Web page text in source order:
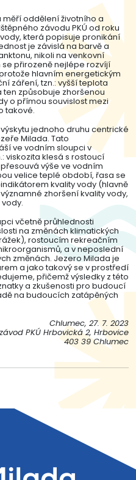
měří oddělení životního a
závodu PKÚ od roku
která popisuje pronikání
je závislá na barvě a
nikoli na venkovní
přirozeně nejlépe rozvíjí
hlavním energetickým
záření, tzn.: vyšší teplota
způsobuje zhoršenou
o přímou souvislost mezi
takové.
jednoho druhu centrické
Milada. Tato
ve vodním sloupci v
viskozita klesá s rostoucí
výše ve vodním
velice teplé období, řasa se
kvality vody (hlavně
zhoršení kvality vody,
včetně průhlednosti
na změnách klimatických
rostoucím rekreačním
a v neposlední
změnách. Jezero Milada je
a jako takový se v prostředí
přičemž výsledky z této
a zkušenosti pro budoucí
na budoucích zatápěných
Chlumec, 27. 7. 2023
PKÚ Hrbovická 2, Hrbovice
403 39 Chlumec